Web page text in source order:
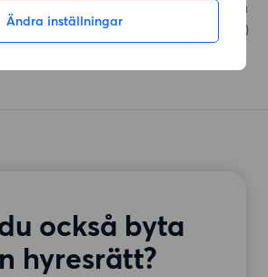
Ändra inställningar
ICA Supermarket Årsta
Årstatunneln (536 meter)
också byta
hyresrätt?